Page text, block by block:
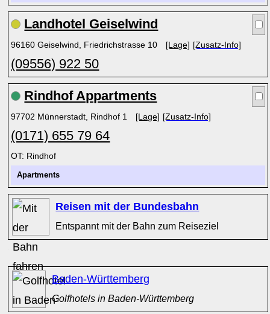
Landhotel Geiselwind
96160 Geiselwind, Friedrichstrasse 10 [Lage] [Zusatz-Info]
(09556) 922 50
Rindhof Appartments
97702 Münnerstadt, Rindhof 1 [Lage] [Zusatz-Info]
(0171) 655 79 64
OT: Rindhof
Apartments
Reisen mit der Bundesbahn
Entspannt mit der Bahn zum Reiseziel
Baden-Württemberg
Golfhotels in Baden-Württemberg